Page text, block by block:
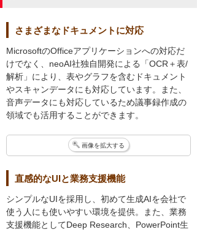
さまざまなドキュメントに対応
MicrosoftのOfficeアプリケーションへの対応だ
けでなく、neoAI社独自開発による「OCR＋表/
解析」により、表やグラフを含むドキュメント
やスキャンデータにも対応しています。また、
音声データにも対応しているため議事録作成の
領域でも活用することができます。
画像を拡大する
直感的なUIと業務支援機能
シンプルなUIを採用し、初めて生成AIを会社で
使う人にも使いやすい環境を提供。また、業務
支援機能としてDeep Research、PowerPoint生